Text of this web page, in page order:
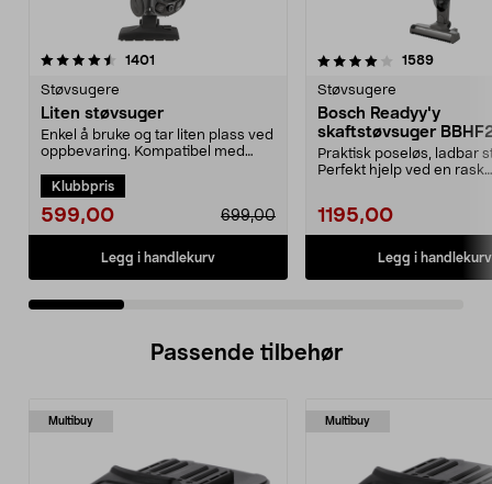
1401
Støvsugere
Liten støvsuger
Enkel å bruke og tar liten plass ved
oppbevaring. Kompatibel med
Klubbpris
599,00 699,00
Legg i handlekurv
4.0 av 5 stjerner 1589
Støvsugere
Bosch Readyy'y
skaftstøvsuger
Praktisk poseløs, ladbar
Perfekt hjelp ved en rask
1195,00
Legg i handlekurv
4.0 av 5 stjerner
Passende tilbehør
Multibuy Multibuy